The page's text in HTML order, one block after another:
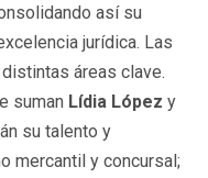
así su
jurídica. Las
áreas clave.
suman Lídia López y
su talento y
mercantil y concursal;